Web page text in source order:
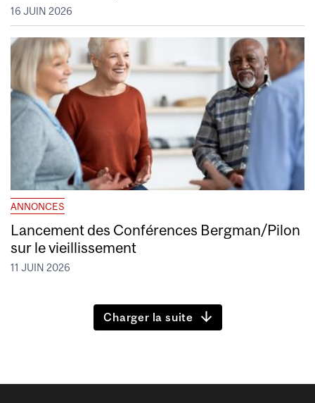
16 JUIN 2026
ANNONCES
Lancement des Conférences Bergman/Pilon
sur le vieillissement
11 JUIN 2026
Charger la suite